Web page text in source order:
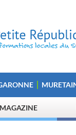
MAGAZINE